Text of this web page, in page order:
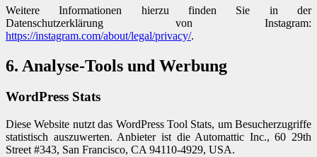
Weitere Informationen hierzu finden Sie in der
Datenschutzerklärung von Instagram:
https://instagram.com/about/legal/privacy/.
6. Analyse-Tools und Werbung
WordPress Stats
Diese Website nutzt das WordPress Tool Stats, um Besucherzugriffe
statistisch auszuwerten. Anbieter ist die Automattic Inc., 60 29th
Street #343, San Francisco, CA 94110-4929, USA.